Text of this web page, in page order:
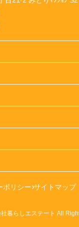
ポリシー サイトマップ
暮らしエステート All